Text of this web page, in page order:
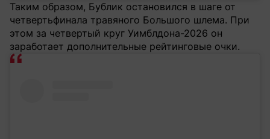
Таким образом, Бублик остановился в шаге от
четвертьфинала травяного Большого шлема. При
этом за четвертый круг Уимблдона-2026 он
заработает дополнительные рейтинговые очки.